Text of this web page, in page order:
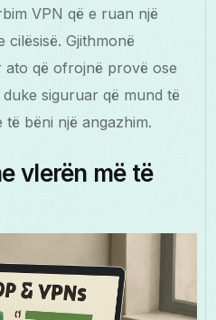
VPN që e ruan një
cilësisë. Gjithmonë
ato që ofrojnë provë ose
siguruar që mund të
bëni një angazhim.
vlerën më të